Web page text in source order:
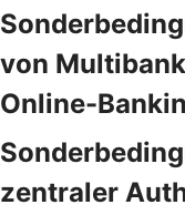
von
Online-
zentraler